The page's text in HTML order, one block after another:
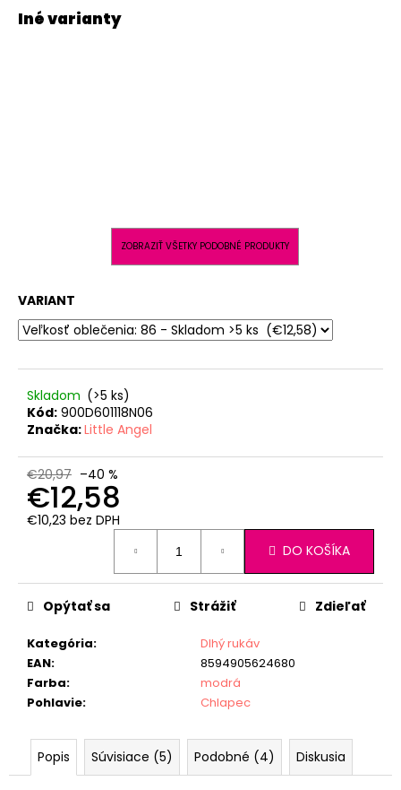
ZOBRAZIŤ VŠETKY PODOBNÉ PRODUKTY
VARIANT
Skladom (>5 ks)
Kód: 900D601118N06
Značka:Little Angel
€20,97 –40 %
€12,58
€10,23 bez DPH
DO KOŠÍKA
Kategória:
Dlhý rukáv
EAN:
8594905624680
Farba:
modrá
Pohlavie: Chlapec
Opýtať sa Strážiť Zdieľať
Popis Súvisiace (5) Podobné (4) Diskusia